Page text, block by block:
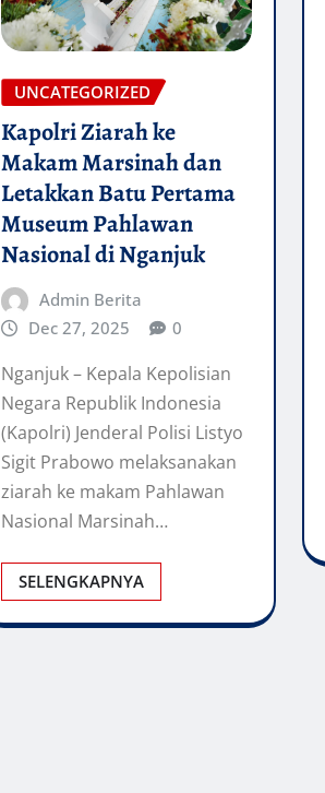
UNCATEGORIZED
Kapolri Ziarah ke
Makam Marsinah dan
Letakkan Batu Pertama
Museum Pahlawan
Nasional di Nganjuk
Admin Berita
Dec 27, 2025
0
Nganjuk – Kepala Kepolisian
Negara Republik Indonesia
(Kapolri) Jenderal Polisi Listyo
Sigit Prabowo melaksanakan
ziarah ke makam Pahlawan
Nasional Marsinah…
SELENGKAPNYA